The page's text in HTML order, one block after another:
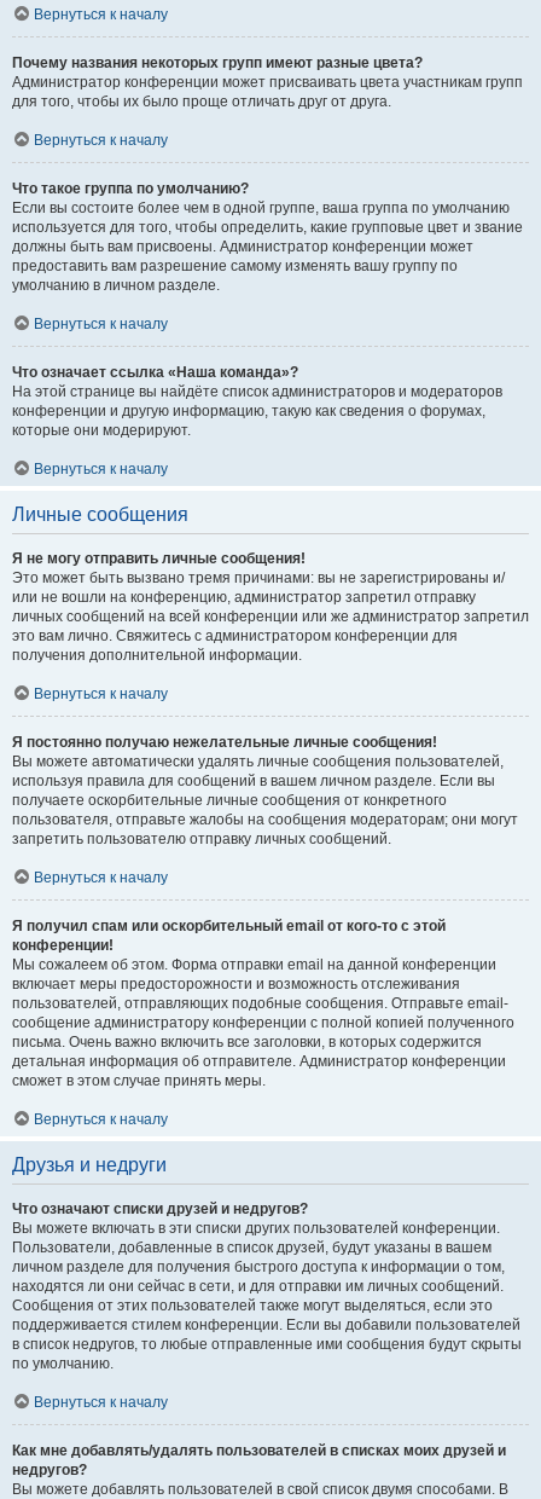
Вернуться к началу
Почему названия некоторых групп имеют разные цвета?
Администратор конференции может присваивать цвета участникам групп
для того, чтобы их было проще отличать друг от друга.
Вернуться к началу
Что такое группа по умолчанию?
Если вы состоите более чем в одной группе, ваша группа по умолчанию
используется для того, чтобы определить, какие групповые цвет и звание
должны быть вам присвоены. Администратор конференции может
предоставить вам разрешение самому изменять вашу группу по
умолчанию в личном разделе.
Вернуться к началу
Что означает ссылка «Наша команда»?
На этой странице вы найдёте список администраторов и модераторов
конференции и другую информацию, такую как сведения о форумах,
которые они модерируют.
Вернуться к началу
Личные сообщения
Я не могу отправить личные сообщения!
Это может быть вызвано тремя причинами: вы не зарегистрированы и/
или не вошли на конференцию, администратор запретил отправку
личных сообщений на всей конференции или же администратор запретил
это вам лично. Свяжитесь с администратором конференции для
получения дополнительной информации.
Вернуться к началу
Я постоянно получаю нежелательные личные сообщения!
Вы можете автоматически удалять личные сообщения пользователей,
используя правила для сообщений в вашем личном разделе. Если вы
получаете оскорбительные личные сообщения от конкретного
пользователя, отправьте жалобы на сообщения модераторам; они могут
запретить пользователю отправку личных сообщений.
Вернуться к началу
Я получил спам или оскорбительный email от кого-то с этой
конференции!
Мы сожалеем об этом. Форма отправки email на данной конференции
включает меры предосторожности и возможность отслеживания
пользователей, отправляющих подобные сообщения. Отправьте email-
сообщение администратору конференции с полной копией полученного
письма. Очень важно включить все заголовки, в которых содержится
детальная информация об отправителе. Администратор конференции
сможет в этом случае принять меры.
Вернуться к началу
Друзья и недруги
Что означают списки друзей и недругов?
Вы можете включать в эти списки других пользователей конференции.
Пользователи, добавленные в список друзей, будут указаны в вашем
личном разделе для получения быстрого доступа к информации о том,
находятся ли они сейчас в сети, и для отправки им личных сообщений.
Сообщения от этих пользователей также могут выделяться, если это
поддерживается стилем конференции. Если вы добавили пользователей
в список недругов, то любые отправленные ими сообщения будут скрыты
по умолчанию.
Вернуться к началу
Как мне добавлять/удалять пользователей в списках моих друзей и
недругов?
Вы можете добавлять пользователей в свой список двумя способами. В